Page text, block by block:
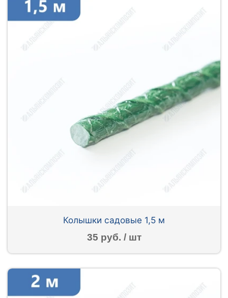
Колышки садовые 1,5 м
35 руб. / шт